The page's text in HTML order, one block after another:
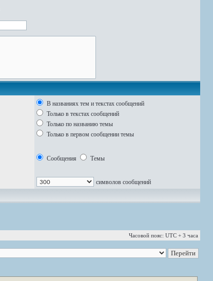
В названиях тем и текстах сообщений
Только в текстах сообщений
Только по названию темы
Только в первом сообщении темы
Сообщения Темы
символов сообщений
Часовой пояс: UTC + 3 часа